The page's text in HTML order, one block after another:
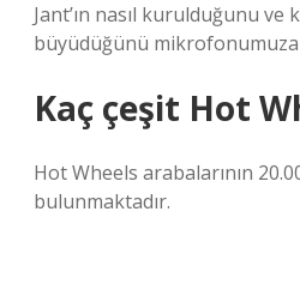
Jant’ın nasıl kurulduğunu ve
büyüdüğünü mikrofonumuza
Kaç çeşit Hot
Hot Wheels arabalarının
bulunmaktadır.